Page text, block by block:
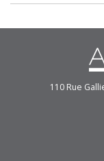
110 Rue